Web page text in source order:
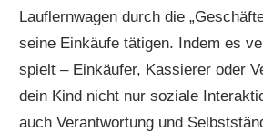
Lauflernwagen durch die
seine Einkäufe tätigen. Indem es
spielt – Einkäufer, Kassierer oder
dein Kind nicht nur soziale
auch Verantwortung und